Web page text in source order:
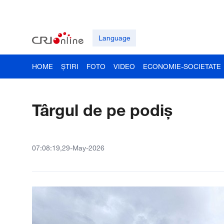
Language
HOME ȘTIRI FOTO VIDEO ECONOMIE-SOCIETATE
Târgul de pe podiș
07:08:19,29-May-2026